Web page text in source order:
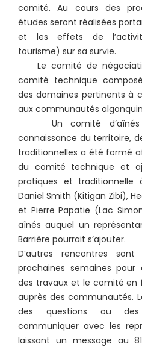
comité. Au cours des
études seront réalisées
et les effets de
tourisme) sur sa survie.
Le comité de
comité technique
des domaines pertinents à
aux communautés
Un comité d’aînés
connaissance du territoire,
traditionnelles a été formé
du comité technique et
pratiques et traditionnelle
Daniel Smith (Kitigan Zibi),
et Pierre Papatie (Lac
aînés auquel un
Barrière pourrait s’ajouter.
D’autres rencontres
prochaines semaines pour
des travaux et le comité
auprès des communautés.
des questions ou des
communiquer avec les
laissant un message au